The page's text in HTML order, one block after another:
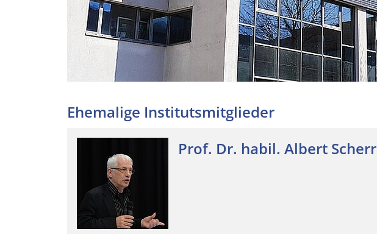
Ehemalige Institutsmitglieder
Prof. Dr. habil. Albert Scherr